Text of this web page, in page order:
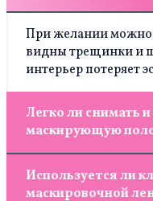
При желании можно
видны трещинки и
интерьер потеряет
Легко ли снимать
маскирующую
помощи
Используется ли
маскировочной